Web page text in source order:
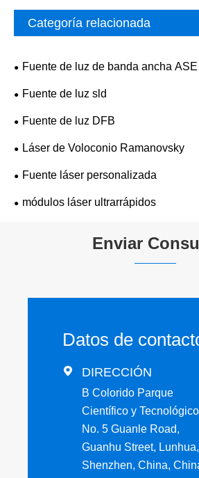
Categoría relacionada
Fuente de luz de banda ancha ASE
Fuente de luz sld
Fuente de luz DFB
Láser de Voloconio Ramanovsky
Fuente láser personalizada
módulos láser ultrarrápidos
Enviar
Datos de
 DIRECCIÓN
B Colorido Parque
Científico y
No. 5 Guanle Road,
Guanhu Street, Lunhua,
Shenzhen, China,